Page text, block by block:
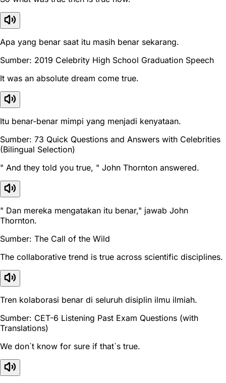
Apa yang benar saat itu masih benar sekarang.
Sumber: 2019 Celebrity High School Graduation Speech
It was an absolute dream come true.
Itu benar-benar mimpi yang menjadi kenyataan.
Sumber: 73 Quick Questions and Answers with Celebrities
(Bilingual Selection)
" And they told you true, " John Thornton answered.
" Dan mereka mengatakan itu benar," jawab John
Thornton.
Sumber: The Call of the Wild
The collaborative trend is true across scientific disciplines.
Tren kolaborasi benar di seluruh disiplin ilmu ilmiah.
Sumber: CET-6 Listening Past Exam Questions (with
Translations)
We don`t know for sure if that`s true.